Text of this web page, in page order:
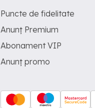
Puncte de fidelitate
Anunț Premium
Abonament VIP
Anunț promo